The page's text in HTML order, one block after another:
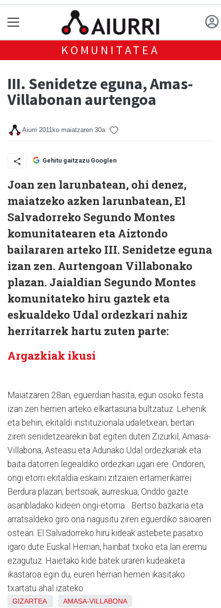
KOMUNITATEA
III. Senidetze eguna, Amas-
Villabonan aurtengoa
Aiurri 2011ko maiatzaren 30a
Gehitu gaitzazu Googlen
Joan zen larunbatean, ohi denez,
maiatzeko azken larunbatean, El
Salvadorreko Segundo Montes
komunitatearen eta Aiztondo
bailararen arteko III. Senidetze eguna
izan zen. Aurtengoan Villabonako
plazan. Jaialdian Segundo Montes
komunitateko hiru gaztek eta
eskualdeko Udal ordezkari nahiz
herritarrek hartu zuten parte:
Argazkiak ikusi
Maiatzaren 28an, eguerdian hasita, egun osoko festa
izan zen herrien arteko elkartasuna bultzatuz. Lehenik
eta behin, ekitaldi instituzionala udaletxean; bertan
ziren senidetzearekin bat egiten duten Zizurkil, Amasa-
Villabona, Asteasu eta Adunako Udal ordezkariak eta
baita datorren legealdiko ordezkari ugari ere. Ondoren,
ongi etorri ekitaldia eskaini zitzaien ertamerikarrei
Berdura plazan; bertsoak, aurreskua, Onddo gazte
asanbladako kideen ongi-etorria... Bertso bazkaria eta
arratsaldeko giro ona nagusitu ziren eguerdiko saioaren
ostean. El Salvadorreko hiru kideak astebete pasatxo
igaro dute Euskal Herrian, hainbat txoko eta lan eremu
ezagutuz. Haietako kide batek uraren kudeaketa
ikastaroa egin du, euren herrian hemen ikasitako
txartatu ahal izateko.
GIZARTEA AMASA-VILLABONA